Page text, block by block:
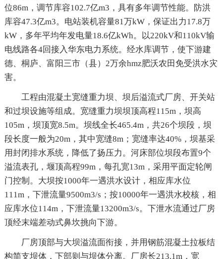
位86m，调节库容102.7亿m3，具有多年调节性能。防洪
库容47.3亿m3。电站装机容量81万kW，保证出力17.8万
kW，多年平均年发电量18.6亿kWh。以220kV和110kV输
电线路各4回接入华东电力系统。经水库调节，使下游建
德、桐庐、富阳三市（县）2万余hmz肥沃农田免受洪水灾
害。
工程由混凝土宽缝重力坝、坝后溢流式厂房、开关站
和过坝设施等组成。宽缝重力坝坝顶高程115m，坝高
105m，坝顶宽8.5m。坝线全长465.4m，共26个坝段，坝
段长度一般为20m，其中宽缝8m；宽缝率达40%，坝基采
用封闭排水系统，降低了扬压力。河床部位坝段布置9个
溢流表孔，堰顶高程99m，每孔宽13m，采用平面定轮闸
门控制。大坝按1000年一遇洪水设计，相应库水位
111m，下泄流量9500m3/s；按10000年一遇洪水校核，相
应库水位114m，下泄流量13200m3/s。下泄水流通过厂房
顶经末端差动式鼻坎挑向下游。
厂房顶部与大坝溢流面衔接，并用钢筋混凝土拉板结
构简支坝体，下部则与坝体分离。厂房长213.1m，宽